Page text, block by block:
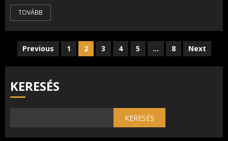
TOVÁBB
Bejegyzések
lapozása
Previous 1 2 3 4 5 … 8 Next
KERESÉS
KERESÉS